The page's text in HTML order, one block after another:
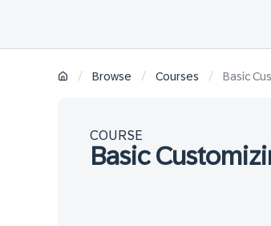
/ Browse / Courses / Basic
COURSE
Basic